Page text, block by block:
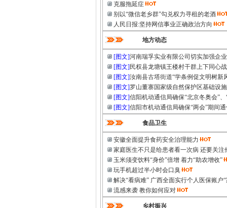
克服拖延症
别以“微信老乡群”勾兑权力寻租的老酒
人民日报:坚持网信事业正确政治方向
地方动态
[图文]河南瑞孚实业有限公司切实加强企
[图文] 民权县龙塘镇王楼村干群上下同心
[图文]汝南县古塔街道“学条例促文明树新
[图文]罗山董寨国家级自然保护区基础设
[图文]信阳机动通信局确保“北京冬奥会”
[图文]信阳市机动通信局确保“两会”期间
食品卫生
安徽全面提升食药安全治理能力
家庭医生不只是给患者看一次病 还要关注
玉米须变饮料“身价”倍增 着力“助农增收”
玩手机超过半小时会口臭
解决“看病难” 广西全面实行个人医保账户
流感来袭 教你如何应对
乡村振兴